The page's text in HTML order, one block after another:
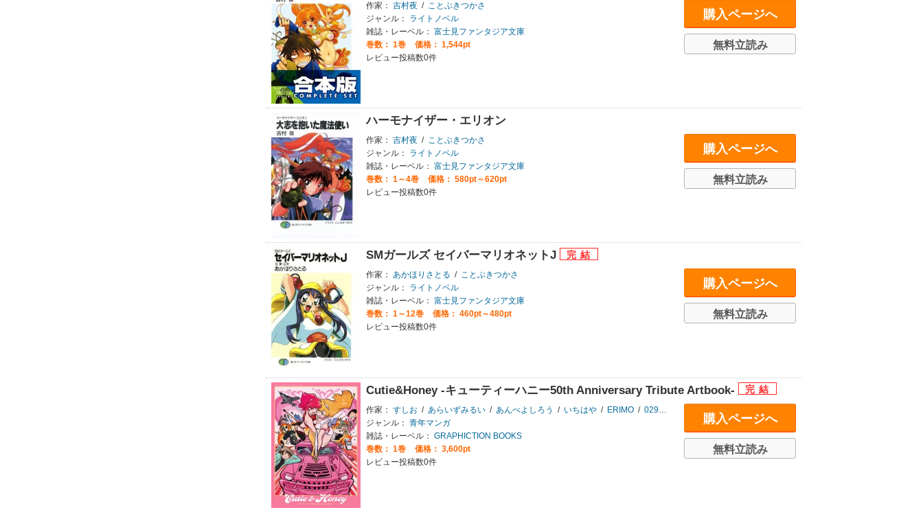
作家： 吉村夜 / ことぶきつかさ
ジャンル：
ライトノベル
雑誌・レーベル： 富士見ファンタジア文庫
巻数： 1巻
価格： 1,544pt
レビュー投稿数0件
購入ページへ
無料立読み
ハーモナイザー・エリオン
作家： 吉村夜 /
ことぶきつかさ
ジャンル：
ライトノベル
雑誌・レーベル： 富士見ファンタジア文庫
巻数： 1～4巻
価格： 580pt～620pt
レビュー投稿数0件
購入ページへ
無料立読み
SMガールズ セイバーマリオネットJ
作家： あかほりさとる / ことぶきつかさ
ジャンル：
ライトノベル
雑誌・レーベル： 富士見ファンタジア文庫
巻数： 1～12巻
価格： 460pt～480pt
レビュー投稿数0件
購入ページへ
無料立読み
Cutie&Honey -キューティーハニー50th Anniversary Tribute Artbook-
作家： すしお / あらいずみるい / あんべよしろう / いちはや / ERIMO / 029
ジャンル： 青年マンガ
雑誌・レーベル： GRAPHICTION BOOKS
巻数： 1巻
価格： 3,600pt
レビュー投稿数0件
購入ページへ
無料立読み